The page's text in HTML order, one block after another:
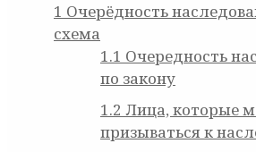
1 Очерёдность
схема
1.1 Очередность
по закону
1.2 Лица, которые
призываться к